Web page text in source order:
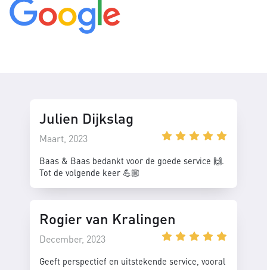
Julien Dijkslag
Maart, 2023
Baas & Baas bedankt voor de goede service 🙌.
Tot de volgende keer 💪🏼
Rogier van Kralingen
December, 2023
Geeft perspectief en uitstekende service, vooral